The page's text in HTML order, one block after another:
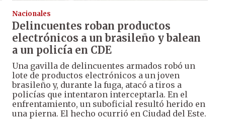
Nacionales
Delincuentes roban productos
electrónicos a un brasileño y balean
a un policía en CDE
Una gavilla de delincuentes armados robó un
lote de productos electrónicos a un joven
brasileño y, durante la fuga, atacó a tiros a
policías que intentaron interceptarla. En el
enfrentamiento, un suboficial resultó herido en
una pierna. El hecho ocurrió en Ciudad del Este.